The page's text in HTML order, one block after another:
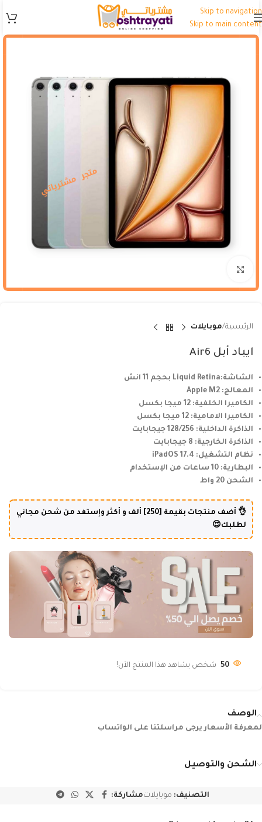
Skip to navigation
Skip to main content
الرئيسية موبايلات
ايباد أبل Air6
الشاشة:Liquid Retina بحجم 11 انش
المعالج: Apple M2
الكاميرا الخلفية: 12 ميجا بكسل
الكاميرا الامامية: 12 ميجا بكسل
الذاكرة الداخلية: 128/256 جيجابايت
الذاكرة الخارجية: 8 جيجابايت
نظام التشغيل: iPadOS 17.4
البطارية: 10 ساعات من الإستخدام
الشحن 20 واط
👌 أضف منتجات بقيمة [250] ألف و أكثر وإستفد من شحن مجاني
لطلبك😍
50 شخص يشاهد هذا المنتج الآن!
الوصف
لمعرفة الأسعار يرجى مراسلتنا على الواتساب
الشحن والتوصيل
التصنيف: موبايلاتمشاركة: